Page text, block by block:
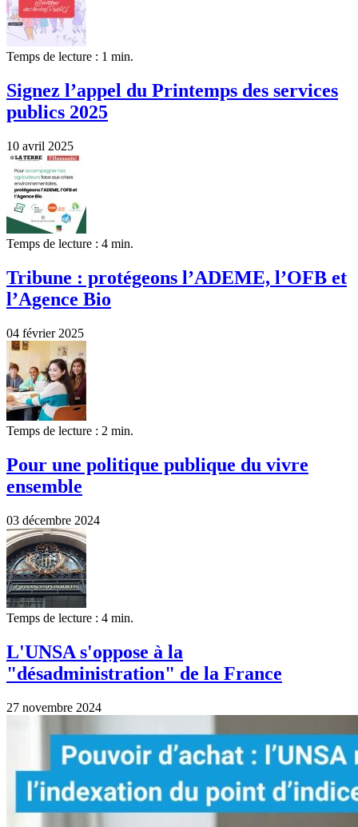
Temps de lecture : 1 min.
Signez l’appel du Printemps des services
publics 2025
10 avril 2025
Temps de lecture : 4 min.
Tribune : protégeons l’ADEME, l’OFB et
l’Agence Bio
04 février 2025
Temps de lecture : 2 min.
Pour une politique publique du vivre
ensemble
03 décembre 2024
Temps de lecture : 4 min.
L'UNSA s'oppose à la
"désadministration" de la France
27 novembre 2024